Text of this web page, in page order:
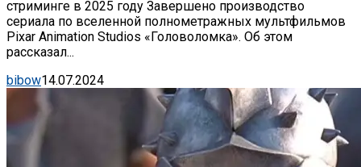
стриминге в 2025 году Завершено производство
сериала по вселенной полнометражных мультфильмов
Pixar Animation Studios «Головоломка». Об этом
рассказал...
bibow14.07.2024